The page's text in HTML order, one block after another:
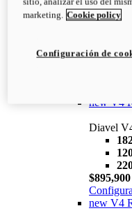
Diavel V4
new V4
Diavel
new V4
marketing. Cookie policy
Configuración de